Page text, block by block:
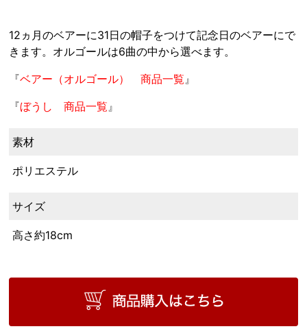
12ヵ月のベアーに31日の帽子をつけて記念日のベアーにで
きます。オルゴールは6曲の中から選べます。
『ベアー（オルゴール） 商品一覧 』
『ぼうし 商品一覧 』
素材
ポリエステル
サイズ
高さ約18cm